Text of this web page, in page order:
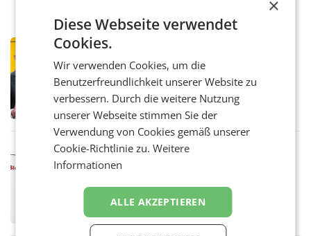
PRIMENEWS
Österreichische Post: Umsatzplus im
ersten Halbjahr trotz schwachem
Briefgeschäft
WIEN Die Österreichische Post AG hat im
ersten Halbjahr 2026 einen Konzernumsatz
von 1.544,0 Mio. EUR erwirtschaftet, was
einem Plus von 3,8 Prozent gegenüber dem
Vergleichszeitraum
MARKETING & MEDIA
ProSiebenSat.1 spart und macht
UNTERFÖHRING/MAILAND/AMSTERDAM. Der
Fernsehkonzern ProSiebenSat.1 hat im
Frühjahr dank Kostensenkungen operativ
wieder Gewinn gemacht und die
×
Diese Webseite verwendet
Cookies.
Wir verwenden Cookies, um die
Benutzerfreundlichkeit unserer Website zu
verbessern. Durch die weitere Nutzung
unserer Webseite stimmen Sie der
Verwendung von Cookies gemäß unserer
Cookie-Richtlinie zu.Weitere
Informationen
ALLE AKZEPTIEREN